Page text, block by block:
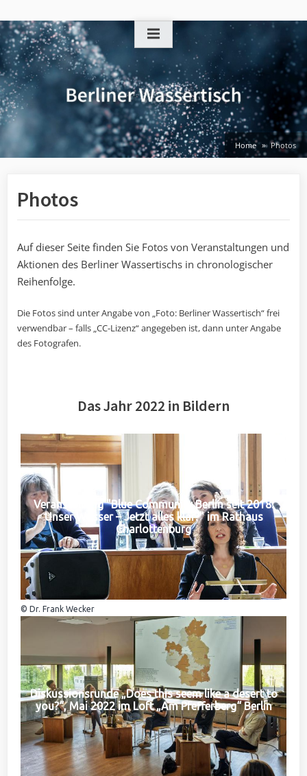
to
content
Home Photos
Photos
Auf dieser Seite finden Sie Fotos von Veranstaltungen und
Aktionen des Berliner Wassertischs in chronologischer
Reihenfolge.
Die Fotos sind unter Angabe von „Foto: Berliner Wassertisch“ frei
verwendbar – falls „CC-Lizenz“ angegeben ist, dann unter Angabe
des Fotografen.
Das Jahr 2022 in Bildern
Veranstaltung "Blue Community Berlin seit 2018:
Unser Wasser – Jetzt alles klar?" im Rathaus
Charlottenburg
© Dr. Frank Wecker
Diskussionsrunde „Does this seem like a desert to
you?“, Mai 2022 im Loft „Am Pfefferberg“ Berlin